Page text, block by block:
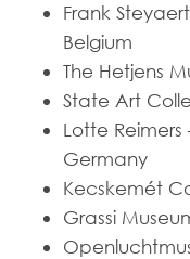
Frank
Belgium
The Hetjens
State Art
Lotte
Germany
Kecskemét
Grassi